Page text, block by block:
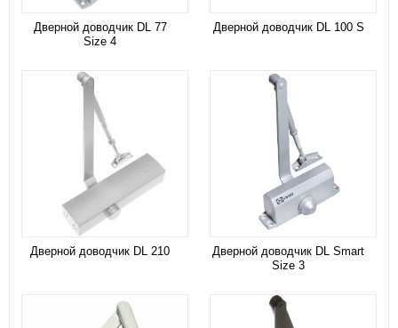
Дверной доводчик DL 77
Size 4
Дверной доводчик DL 100 S
Дверной доводчик DL 210
Дверной доводчик DL Smart
Size 3